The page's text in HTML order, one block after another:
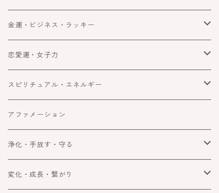
金運・ビジネス・ラッキー
金運
ビジネス
ラッキー・望みを叶える
成功
恋愛運・女子力
恋愛運
女子力アップ
スピリチュアル・エネルギー
スピリチュアル
エネルギー
アファメーション
浄化・手放す・守る
浄化
変化・成長・繋がり